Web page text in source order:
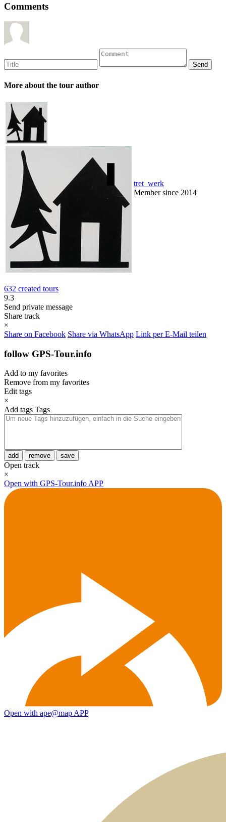
Comments
More about the tour author
tret_werk
Member since 2014
632 created tours
9.3
Send private message
Share track
×
Share on Facebook Share via WhatsApp Link per E-Mail teilen
follow GPS-Tour.info
Add to my favorites
Remove from my favorites
Edit tags
×
Add tags Tags
add remove save
Open track
×
Open with GPS-Tour.info APP
Open with ape@map APP